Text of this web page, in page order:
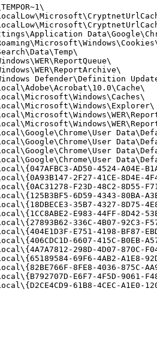
Defender\Definition
AD50-4524-A04E-
2F27-41CE-8D4E-
F23D-48C2-8D55-
6D59-4343-80BA-
35B7-4327-8D75-
E983-44FF-8D42-
336C-4B07-92C3-
E751-4198-BF87-
6607-415C-B0EB-
298D-4D07-870C-
69F6-4AB2-A1E8-
8FE8-4036-875C-
E6F7-4F5D-9061-
61B8-4CEC-A1E0-